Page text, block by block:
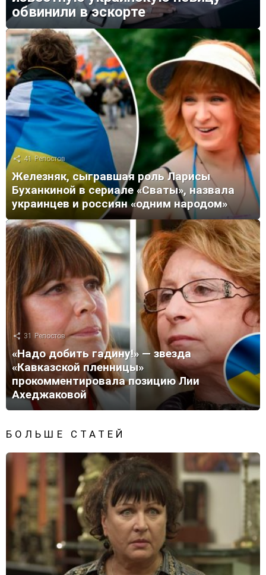
обвинили в эскорте
41 Репостов
Железняк, сыгравшая роль Ларисы
Буханкиной в сериале «Сваты», назвала
украинцев и россиян «одним народом»
31 Репостов
«Надо добить гадину!» — звезда
«Кавказской пленницы»
прокомментировала позицию Лии
Ахеджаковой
БОЛЬШЕ СТАТЕЙ